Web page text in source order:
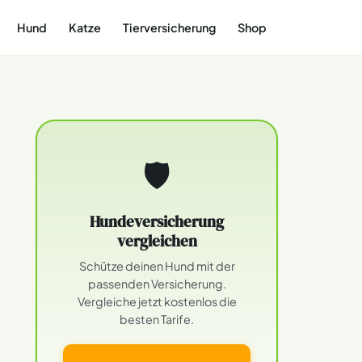
Hund Katze Tierversicherung Shop
🛡
Hundeversicherung
vergleichen
Schütze deinen Hund mit der
passenden Versicherung.
Vergleiche jetzt kostenlos die
besten Tarife.